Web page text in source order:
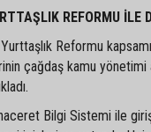
REFORMU İLE
Reformu
çağdaş kamu yönetimi
Bilgi Sistemi ile giriş-